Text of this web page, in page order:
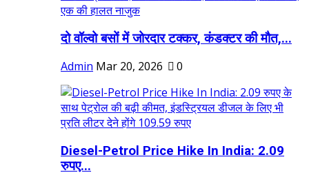
दो वॉल्वो बसों में जोरदार टक्कर, कंडक्टर की मौत,...
Admin Mar 20, 2026 0
Diesel-Petrol Price Hike In India: 2.09
रुपए...